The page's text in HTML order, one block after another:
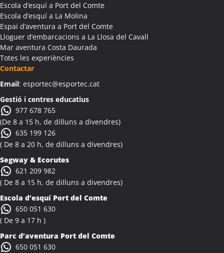
Escola d’esquí a Port del Comte
Escola d’esquí a La Molina
Espai d’aventura a Port del Comte
Lloguer d’embarcacions a La Llosa del Cavall
Mar aventura Costa Daurada
Totes les experiències
Contactar
Email: esportec@esportec.cat
Gestió i centres educatius
977 678 765
(De 8 a 15 h, de dilluns a divendres)
635 199 126
( De 8 a 20 h, de dilluns a divendres)
Segway & Ecorutes
621 209 982
( De 8 a 15 h, de dilluns a divendres)
Escola d’esquí Port del Comte
650 051 630
( De 9 a 17 h )
Parc d’aventura Port del Comte
650 051 630